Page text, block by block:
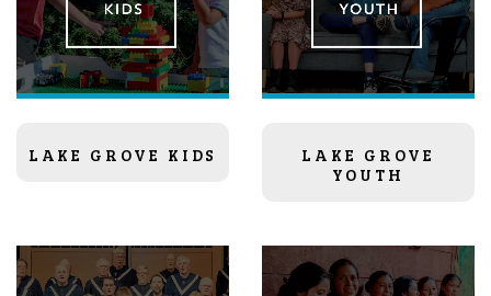
LAKE GROVE KIDS
LAKE GROVE
YOUTH